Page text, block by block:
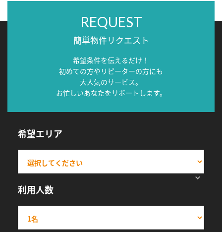
REQUEST
簡単物件リクエスト
希望条件を伝えるだけ！
初めての方やリピーターの方にも
大人気のサービス。
お忙しいあなたをサポートします。
希望エリア
利用人数